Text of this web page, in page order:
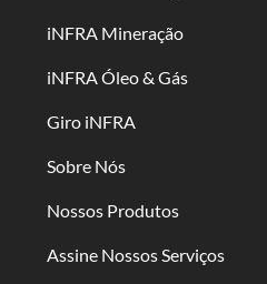
iNFRA Mineração
iNFRA Óleo & Gás
Giro iNFRA
Sobre Nós
Nossos Produtos
Assine Nossos Serviços